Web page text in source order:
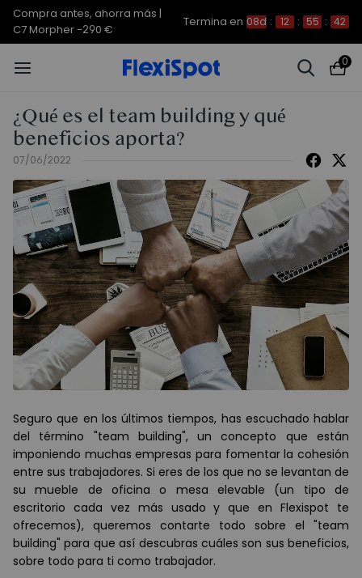
Compra antes, ahorra más | E7
Plus -200 €
0
¿Qué es el team building y qué
beneficios aporta?
07/06/2022
Seguro que en los últimos tiempos, has escuchado hablar
del término "team building", un concepto que están
imponiendo muchas empresas para fomentar la cohesión
entre sus trabajadores. Si eres de los que no se levantan de
su mueble de oficina o mesa elevable (un tipo de
escritorio cada vez más usado y que en Flexispot te
ofrecemos), queremos contarte todo sobre el "team
building" para que así descubras cuáles son sus beneficios,
sobre todo para ti como trabajador.